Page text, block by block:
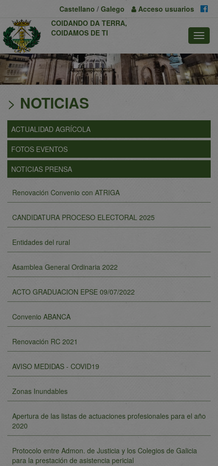
Castellano / Galego Acceso usuarios
COIDANDO DA TERRA,
COIDAMOS DE TI
> NOTICIAS
ACTUALIDAD AGRÍCOLA
FOTOS EVENTOS
NOTICIAS PRENSA
Renovación Convenio con ATRIGA
CANDIDATURA PROCESO ELECTORAL 2025
Entidades del rural
Asamblea General Ordinaria 2022
ACTO GRADUACION EPSE 09/07/2022
Convenio ABANCA
Renovación RC 2021
AVISO MEDIDAS - COVID19
Zonas Inundables
Apertura de las listas de actuaciones profesionales para el año
2020
Protocolo entre Admon. de Justicia y los Colegios de Galicia
para la prestación de asistencia pericial